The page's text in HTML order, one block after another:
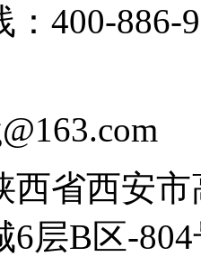
400-886-
西省西安
6层B区-